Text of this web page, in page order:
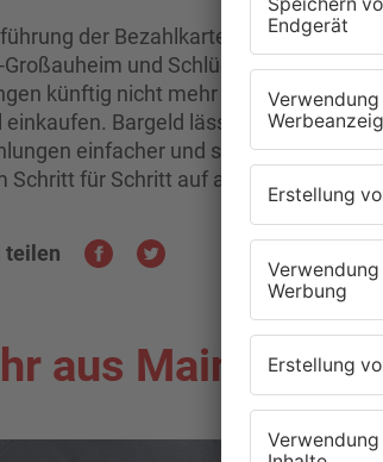
der Bezahlkarte startet in zwei
Großauheim und Schlüchtern. Dort
künftig nicht mehr bar, sondern auf
einkaufen. Bargeld lässt sich nur noch
einfacher und sicherer machen
Schritt für Schritt auf alle Unterkünfte
teilen
aus Main-